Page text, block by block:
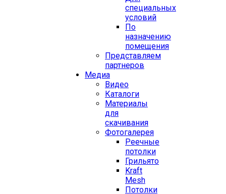
специальных
условий
По
назначению
помещения
Представляем
партнеров
Медиа
Видео
Каталоги
Материалы
для
скачивания
Фотогалерея
Реечные
потолки
Грильято
Kraft
Mesh
Потолки